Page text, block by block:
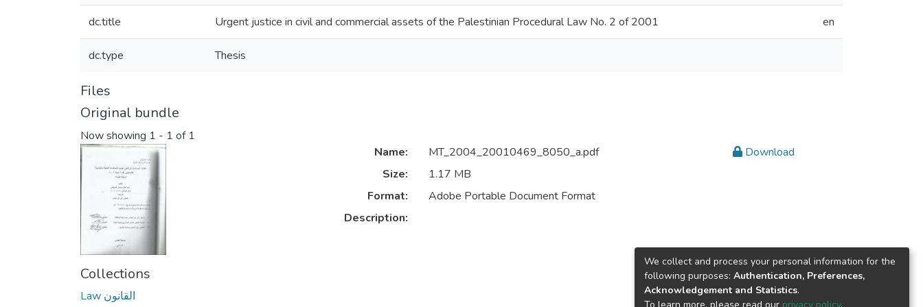
dc.title Urgent justice in civil and commercial assets of the Palestinian Procedural Law No. 2 of 2001 en
dc.type Thesis
Files
Original bundle
Now showing 1 - 1 of 1
Name:
MT_2004_20010469_8050_a.pdf
Size:
1.17 MB
Format:
Adobe Portable Document Format
Description:
Download
Collections
Law القانون
We collect and process your personal information for the
following purposes: Authentication, Preferences,
Acknowledgement and Statistics.